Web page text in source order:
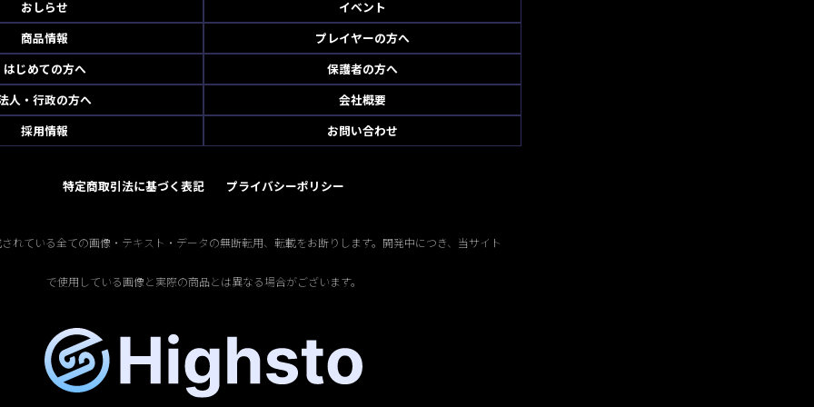
おしらせ
イベント
商品情報
プレイヤーの方へ
はじめての方へ
保護者の方へ
人・行政の方へ
会社概要
採用情報
お問い合わせ
特定商取引法に基づく表記 プライバシーポリシー
れている全ての画像・テキスト・データの無断転用、転載をお断りします。開発中につき、当サイト
で使用している画像と実際の商品とは異なる場合がございます。